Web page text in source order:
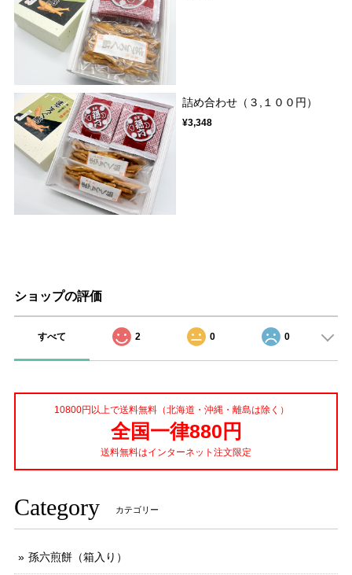
詰め合わせ（３,１００円）
¥3,348
ショップの評価
すべて 2 0 0
10800円以上で送料無料（北海道・沖縄・離島は除く）
全国一律880円
送料無料はインターネット注文限定
Category カテゴリー
孫六煎餅（箱入り）